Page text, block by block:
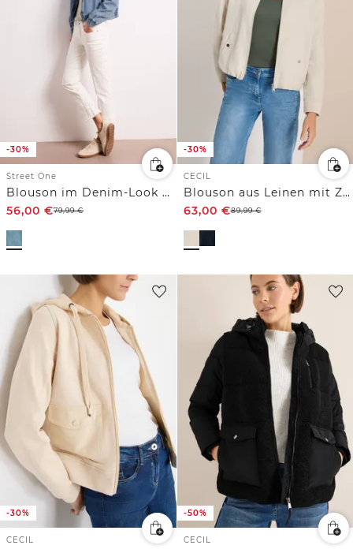
-30%
Street One
Blouson im Denim-Look mit Taschen
56,00 €79,99€
-30%
CECIL
Blouson aus Leinen mit Zipper
63,00 €89,99€
-30%
CECIL
-50%
CECIL